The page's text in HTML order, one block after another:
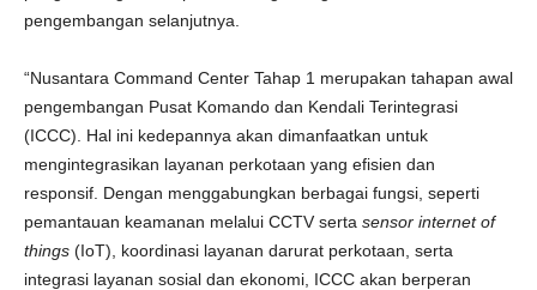
pengembangan selanjutnya.
“Nusantara Command Center Tahap 1 merupakan tahapan awal
pengembangan Pusat Komando dan Kendali Terintegrasi
(ICCC). Hal ini kedepannya akan dimanfaatkan untuk
mengintegrasikan layanan perkotaan yang efisien dan
responsif. Dengan menggabungkan berbagai fungsi, seperti
pemantauan keamanan melalui CCTV serta sensor internet of
things (IoT), koordinasi layanan darurat perkotaan, serta
integrasi layanan sosial dan ekonomi, ICCC akan berperan